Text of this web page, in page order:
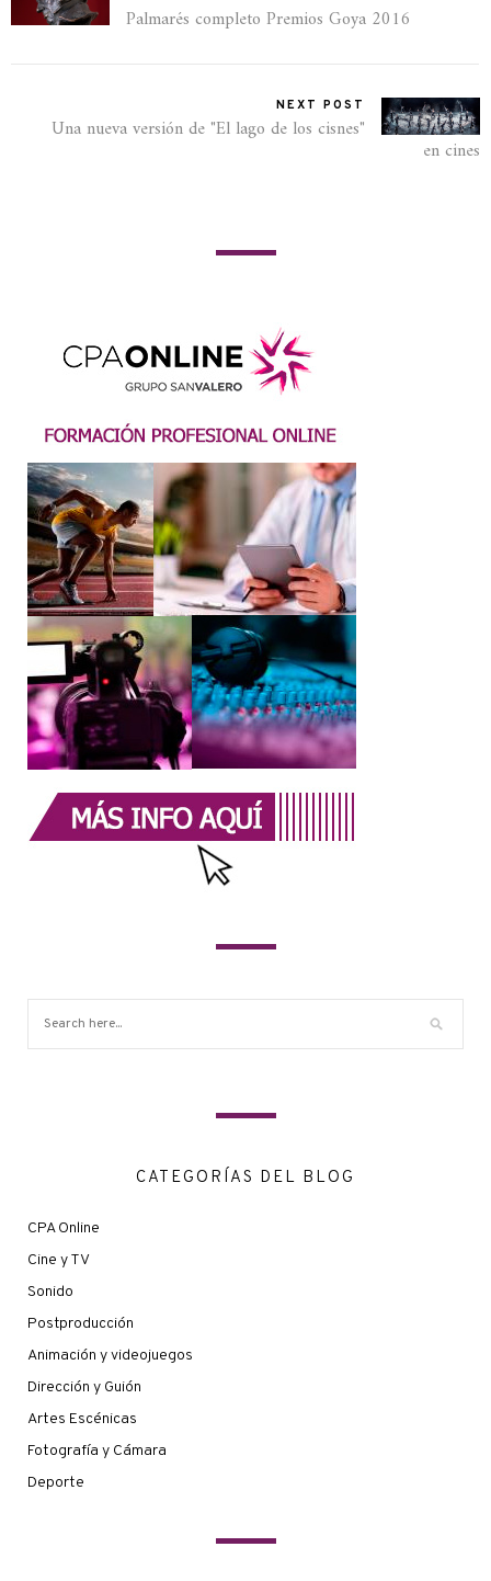
Palmarés completo Premios Goya 2016
NEXT POST
Una nueva versión de "El lago de los cisnes"
en cines
CATEGORÍAS DEL BLOG
CPA Online
Cine y TV
Sonido
Postproducción
Animación y videojuegos
Dirección y Guión
Artes Escénicas
Fotografía y Cámara
Deporte